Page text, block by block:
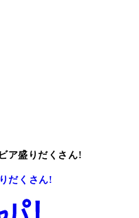
ア盛りだくさん!
だくさん!